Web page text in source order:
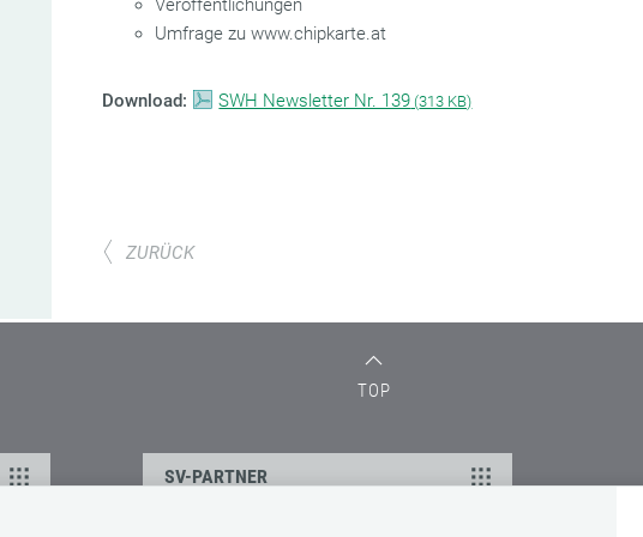
Veröffentlichungen
Umfrage zu www.chipkarte.at
Download: SWH Newsletter Nr. 139 (313 KB)
ZURÜCK
TOP
SV-PARTNER